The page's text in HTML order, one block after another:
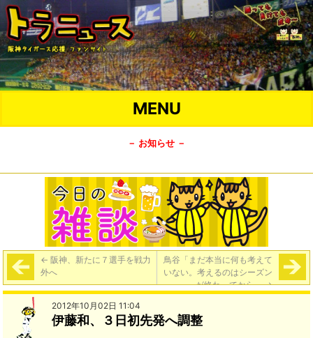
MENU
－ お知らせ －
← 阪神、新たに７選手を戦力
外へ
鳥谷「まだ本当に何も考えて
いない。考えるのはシーズン
が終わってから」→
2012年10月02日 11:04
伊藤和、３日初先発へ調整